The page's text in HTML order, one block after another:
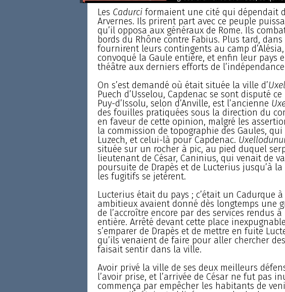
Les Cadurciformaient une cité qui dépendait
Arvernes. Ils prirent part avec ce peuple
qu’il opposa aux généraux de Rome. Ils
bords du Rhône contre Fabius. Plus tard,
fournirent leurs contingents au camp
convoqué la Gaule entière, et enfin leur pays
théâtre aux derniers efforts de
On s’est demandé où était située la ville d’
Puech d’Usselou, Capdenac se sont disputé
Puy-d’Issolu, selon d’Anville, est l’ancienne
des fouilles pratiquées sous la direction du
en faveur de cette opinion, malgré les
la commission de topographie des Gaules,
Luzech, et celui-là pour Capdenac.
située sur un rocher à pic, au pied duquel
lieutenant de César, Caninius, qui venait de
poursuite de Drapès et de Lucterius jusqu’à
les fugitifs se jetèrent.
Lucterius était du pays ; c’était un Cadurque
ambitieux avaient donné dès longtemps une
de l’accroître encore par des services rendus
entière. Arrêté devant cette place
s’emparer de Drapès et de mettre en fuite
qu’ils venaient de faire pour aller chercher
faisait sentir dans la ville.
Avoir privé la ville de ses deux meilleurs
l’avoir prise, et l’arrivée de César ne fut pas
commença par empêcher les habitants de